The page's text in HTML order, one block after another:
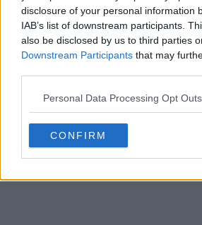
disclosure of your personal information
IAB’s list of downstream participants.
also be disclosed by us to third parties
Downstream Participants that may
Personal Data Processing Opt Outs
CONFIRM
Revelada a bola da Supertaça da
Adidas
OFICIAL 5 1 0 1.1K 3h